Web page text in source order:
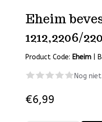
Eheim
1212,2206/
Product Code: Eheim
Nog
€6,99